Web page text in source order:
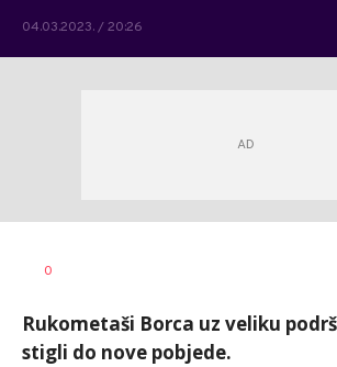
04.03.2023. / 20:26
AUTOR
0
Rukometaši Borca uz veliku
stigli do nove pobjede.